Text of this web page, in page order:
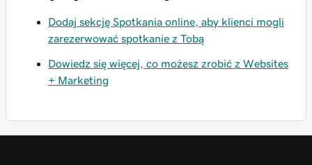
Dodaj sekcję Spotkania online, aby klienci mogli
zarezerwować spotkanie z Tobą
Dowiedz się więcej, co możesz zrobić z Websites
+ Marketing